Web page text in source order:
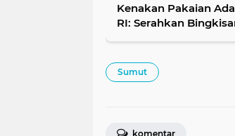
Kenakan Pakaian
RI: Serahkan
Sumut
komentar